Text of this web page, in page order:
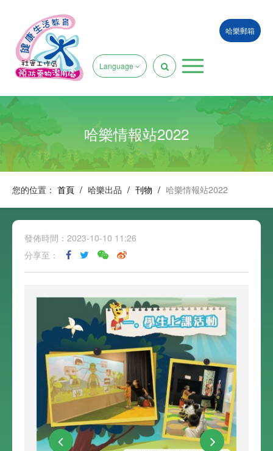
哈樂郵箱
Language
哈樂情報站2022
您的位置： 首頁 / 哈樂出品 / 刊物 / 哈樂情報站2022
發佈時間：2023-10-10 11:26
分享至：